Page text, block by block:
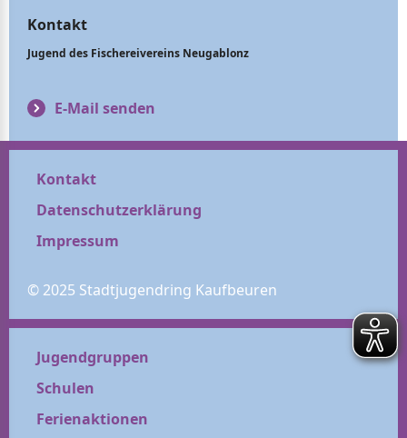
Kontakt
Jugend des Fischereivereins Neugablonz
E-Mail senden
Kontakt
Datenschutzerklärung
Impressum
© 2025 Stadtjugendring Kaufbeuren
Jugendgruppen
Schulen
Ferienaktionen